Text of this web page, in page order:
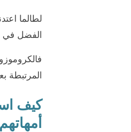
لطالما
الفضل في
المرتبطة
كيف